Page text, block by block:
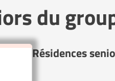
du
Résidences